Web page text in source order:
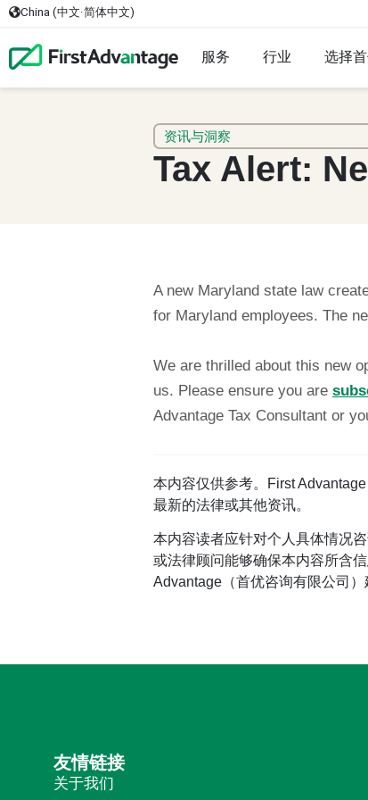
China (中文·简体中文)
服务 行业 选择
资讯与洞察
Tax Alert:
A new Maryland state law
for Maryland employees. The
We are thrilled about this new
us. Please ensure you are
Advantage Tax Consultant or
本内容仅供参考。First
最新的法律或其他资讯。
本内容读者应针对个人具体情况
或法律顾问能够确保本内容所含
Advantage（首优咨询有限公司）
友情链接
关于我们